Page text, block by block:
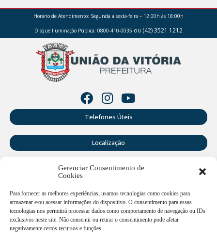
Gerenciar Consentimento de
Cookies
Para fornecer as melhores experiências, usamos tecnologias como cookies para
armazenar e/ou acessar informações do dispositivo. O consentimento para essas
tecnologias nos permitirá processar dados como comportamento de navegação ou IDs
exclusivos neste site. Não consentir ou retirar o consentimento pode afetar
negativamente certos recursos e funções.
Horário de Atendimento: Segunda a sexta-feira – 12:00h às 18:00h
Disque Iluminação Pública: 0800-410-0035 ou (42) 3521 1212
Telefones Úteis
Localização
Perguntas Frequentes
Webmail
Rua Doutor Cruz Machado, 205 - Centro - União da Vitória -
PR